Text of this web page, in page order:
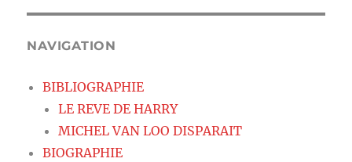
NAVIGATION
BIBLIOGRAPHIE
LE REVE DE HARRY
MICHEL VAN LOO DISPARAIT
BIOGRAPHIE